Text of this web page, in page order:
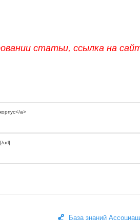
статьи, ссылка на
База знаний